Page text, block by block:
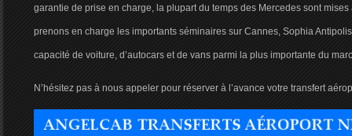
garantie de prise en charge, la plupart du temps des Mercedes sont
prenons en charge les importants séminaires sur Cannes, Sophia
capacité de voiture, d’autocars et de vans parmi la plus importante du
N’hésitez pas à nous appeler pour réserver à l’avance votre transfert